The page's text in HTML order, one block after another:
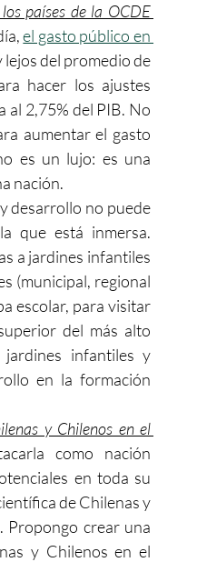
países de la OCDE
el gasto público en
lejos del promedio de
hacer los ajustes
al 2,75% del PIB. No
aumentar el gasto
es un lujo: es una
nación.
desarrollo no puede
que está inmersa.
a jardines infantiles
(municipal, regional
escolar, para visitar
del más alto
jardines infantiles y
en la formación
y Chilenos en el
como nación
en toda su
de Chilenas y
Propongo crear una
y Chilenos en el